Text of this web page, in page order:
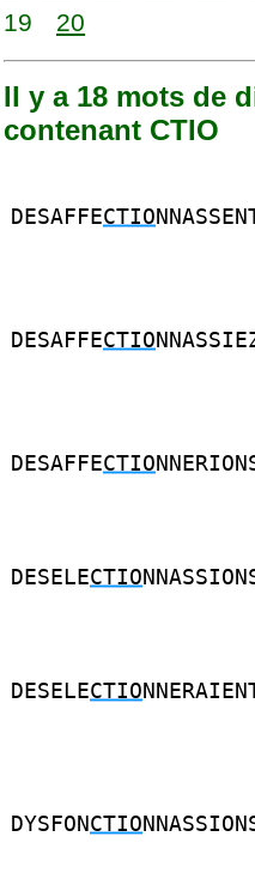
19
20
Il y a 18 mots de
contenant CTIO
DESAFFECTIO
DESAFFECTIO
DESAFFECTIO
DESELECTIO
DESELECTIO
DYSFON CTIO